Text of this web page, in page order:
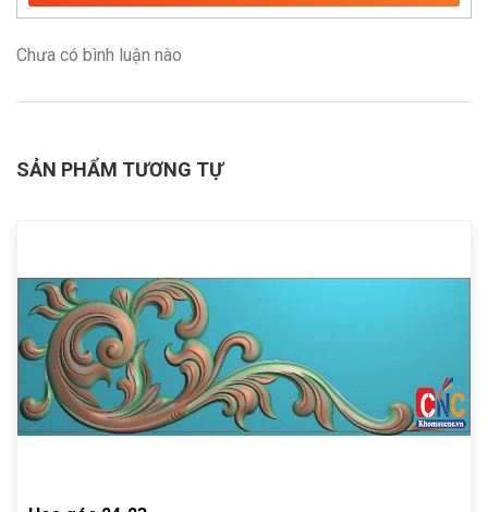
Chưa có bình luận nào
SẢN PHẨM TƯƠNG TỰ